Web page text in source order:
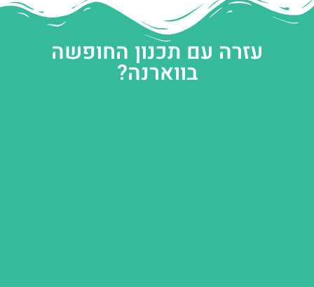
עזרה עם תכנון החופשה
בווארנה?